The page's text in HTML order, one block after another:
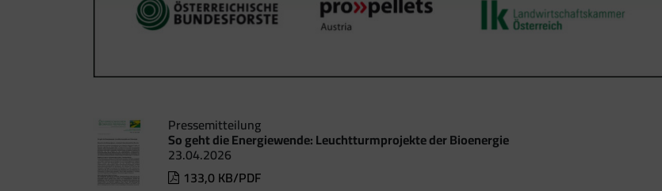
Pressemitteilung
So geht die Energiewende: Leuchtturmprojekte der Bioenergie
23.04.2026
133,0 KB/PDF